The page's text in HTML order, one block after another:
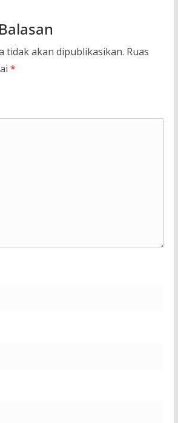
tidak akan dipublikasikan. Ruas
*